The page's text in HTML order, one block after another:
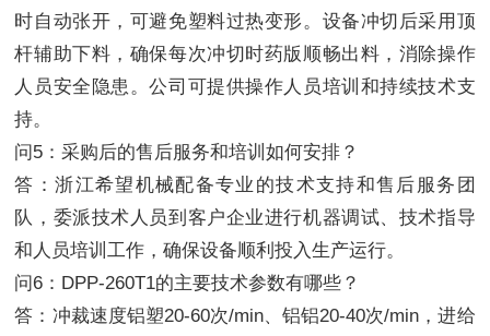
时自动张开，可避免塑料过热变形。设备冲切后采用顶
杆辅助下料，确保每次冲切时药版顺畅出料，消除操作
人员安全隐患。公司可提供操作人员培训和持续技术支
持。
问5：采购后的售后服务和培训如何安排？
答：浙江希望机械配备专业的技术支持和售后服务团
队，委派技术人员到客户企业进行机器调试、技术指导
和人员培训工作，确保设备顺利投入生产运行。
问6：DPP-260T1的主要技术参数有哪些？
答：冲裁速度铝塑20-60次/min、铝铝20-40次/min，进给